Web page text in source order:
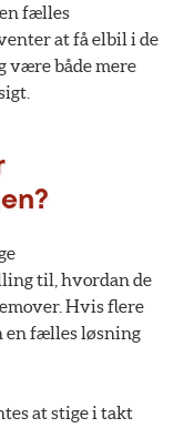
fælles
at få elbil i de
være både mere
til, hvordan de
Hvis flere
en fælles løsning
at stige i takt